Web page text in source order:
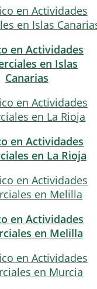
en Actividades
en Islas
Canarias
en Actividades
en La Rioja
en Actividades
en Melilla